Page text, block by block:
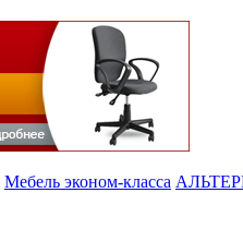
Мебель эконом-класса